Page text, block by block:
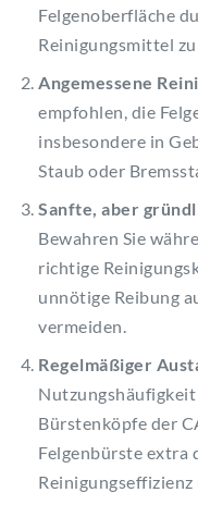
Felgenoberfläche
Reinigungsmittel zu
Angemessene
empfohlen, die
insbesondere in
Staub oder
Sanfte, aber
Bewahren Sie
richtige
unnötige Reibung
vermeiden.
Regelmäßiger
Bürstenköpfe der
Felgenbürste extra